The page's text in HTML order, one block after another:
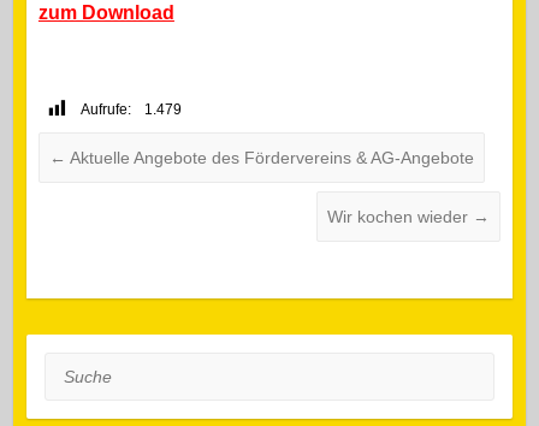
zum Download
Aufrufe: 1.479
← Aktuelle Angebote des Fördervereins & AG-Angebote
Wir kochen wieder →
Suche